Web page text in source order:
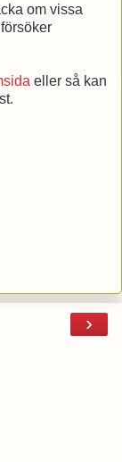
om vissa
eller så kan
›